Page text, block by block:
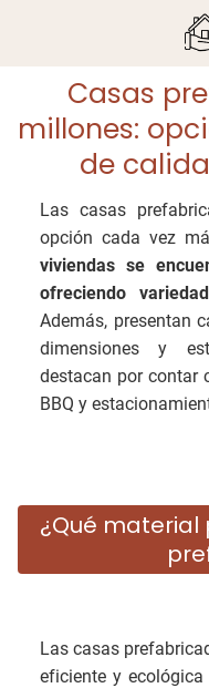
Casas
millones:
de
Las casas
opción cada vez
viviendas se
ofreciendo
Además, presentan
dimensiones y
destacan por contar
BBQ y
¿Qué
Las casas
eficiente y